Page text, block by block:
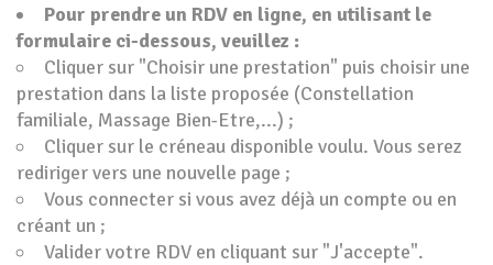
Pour prendre un RDV en ligne, en utilisant le
formulaire ci-dessous, veuillez :
Cliquer sur "Choisir une prestation" puis choisir une
prestation dans la liste proposée (Constellation
familiale, Massage Bien-Etre,...) ;
Cliquer sur le créneau disponible voulu. Vous serez
rediriger vers une nouvelle page ;
Vous connecter si vous avez déjà un compte ou en
créant un ;
Valider votre RDV en cliquant sur "J'accepte".